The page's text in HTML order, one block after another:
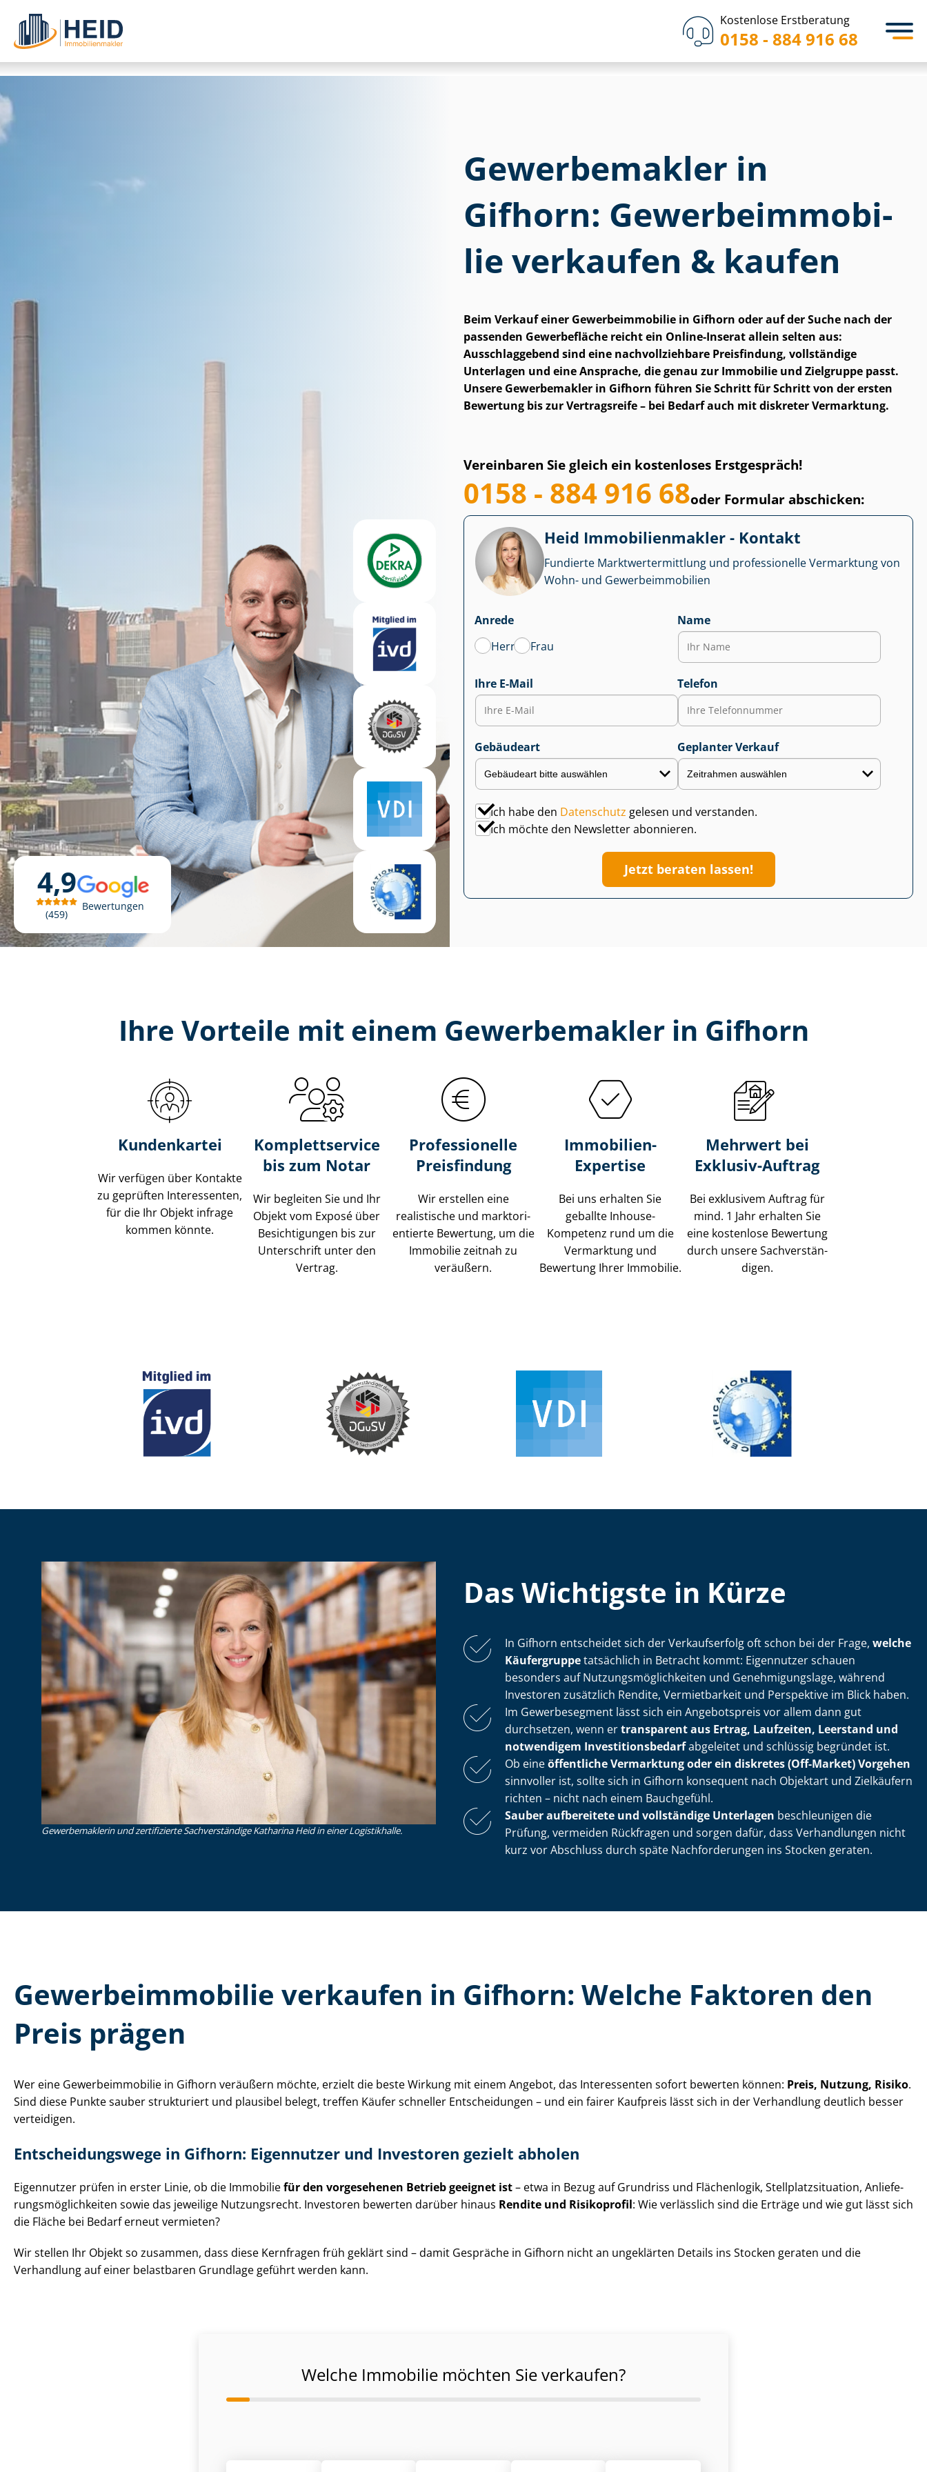
Kostenlose Erstberatung
0158 - 884 916 68
4,9
459
Bewertungen
Gewerbemakler in
Gifhorn: Ge­wer­be­im­mo­bi­
lie verkaufen & kaufen
Beim Verkauf einer Ge­wer­be­im­mo­bi­lie in Gifhorn oder auf der Suche nach der
passenden Gewerbefläche reicht ein Online-Inserat allein selten aus:
Ausschlaggebend sind eine nach­voll­zieh­ba­re Preisfindung, vollständige
Unterlagen und eine Ansprache, die genau zur Immobilie und Zielgruppe passt.
Unsere Gewerbemakler in Gifhorn führen Sie Schritt für Schritt von der ersten
Bewertung bis zur Vertragsreife – bei Bedarf auch mit diskreter Vermarktung.
Vereinbaren Sie gleich ein kostenloses Erstgespräch!
0158 - 884 916 68oder Formular abschicken:
Heid Im­mo­bi­li­en­mak­ler - Kontakt
Fundierte Markt­wert­ermitt­lung und professionelle Vermarktung von
Wohn- und Ge­wer­be­im­mo­bi­li­en
Anrede
Herr
Frau
Name
Ihre E-Mail Telefon
Gebäudeart Geplanter Verkauf
Ich habe den Datenschutz gelesen und verstanden.
Ich möchte den Newsletter abonnieren.
Jetzt beraten lassen!
Ihre Vorteile mit einem Gewerbemakler in Gifhorn
Kundenkartei
Wir verfügen über Kontakte
zu geprüften Interessenten,
für die Ihr Objekt infrage
kommen könnte.
Komplettservice
bis zum Notar
Wir begleiten Sie und Ihr
Objekt vom Exposé über
Besichtigungen bis zur
Unterschrift unter den
Vertrag.
Professionelle
Preisfindung
Wir erstellen eine
realistische und markt­ori­
en­tier­te Bewertung, um die
Immobilie zeitnah zu
veräußern.
Immobilien-
Expertise
Bei uns erhalten Sie
geballte Inhouse-
Kompetenz rund um die
Vermarktung und
Bewertung Ihrer Immobilie.
Mehrwert bei
Exklusiv-Auftrag
Bei exklusivem Auftrag für
mind. 1 Jahr erhalten Sie
eine kostenlose Bewertung
durch unsere Sach­ver­stän­
di­gen.
Gewerbemaklerin und zertifizierte Sachverständige Katharina Heid in einer Logistikhalle.
Das Wichtigste in Kürze
In Gifhorn entscheidet sich der Verkaufserfolg oft schon bei der Frage, welche
Käufergruppetatsächlich in Betracht kommt: Eigennutzer schauen
besonders auf Nut­zungs­mög­lich­kei­ten und Ge­neh­mi­gungs­la­ge, während
Investoren zusätzlich Rendite, Vermietbarkeit und Perspektive im Blick haben.
Im Gewerbesegment lässt sich ein Angebotspreis vor allem dann gut
durchsetzen, wenn ertransparent aus Ertrag, Laufzeiten, Leerstand und
notwendigem In­ves­ti­ti­ons­be­darfabgeleitet und schlüssig begründet ist.
Ob eineöffentliche Vermarktung oder ein diskretes (Off-Market) Vorgehen
sinnvoller ist, sollte sich in Gifhorn konsequent nach Objektart und Zielkäufern
richten – nicht nach einem Bauchgefühl.
Sauber aufbereitete und vollständige Unterlagen beschleunigen die
Prüfung, vermeiden Rückfragen und sorgen dafür, dass Verhandlungen nicht
kurz vor Abschluss durch späte Nachforderungen ins Stocken geraten.
Ge­wer­be­im­mo­bi­lie verkaufen in Gifhorn: Welche Faktoren den
Preis prägen
Wer eine Ge­wer­be­im­mo­bi­lie in Gifhorn veräußern möchte, erzielt die beste Wirkung mit einem Angebot, das Interessenten sofort bewerten können: Preis, Nutzung, Risiko.
Sind diese Punkte sauber strukturiert und plausibel belegt, treffen Käufer schneller Entscheidungen – und ein fairer Kaufpreis lässt sich in der Verhandlung deutlich besser
verteidigen.
Ent­schei­dungs­we­ge in Gifhorn: Eigennutzer und Investoren gezielt abholen
Eigennutzer prüfen in erster Linie, ob die Immobiliefür den vorgesehenen Betrieb geeignet ist– etwa in Bezug auf Grundriss und Flächenlogik, Stell­platz­si­tua­ti­on, An­lie­fe­
rungs­mög­lich­kei­ten sowie das jeweilige Nutzungsrecht. Investoren bewerten darüber hinaus Rendite und Risikoprofil: Wie verlässlich sind die Erträge und wie gut lässt sich
die Fläche bei Bedarf erneut vermieten?
Wir stellen Ihr Objekt so zusammen, dass diese Kernfragen früh geklärt sind – damit Gespräche in Gifhorn nicht an ungeklärten Details ins Stocken geraten und die
Verhandlung auf einer belastbaren Grundlage geführt werden kann.
Welche Immobilie möchten Sie verkaufen?